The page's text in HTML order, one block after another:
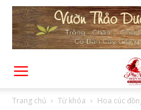
Trang chủ Từ khóa Hoa cúc